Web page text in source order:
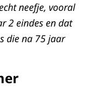
neefje, vooral
2 eindes en dat
die na 75 jaar